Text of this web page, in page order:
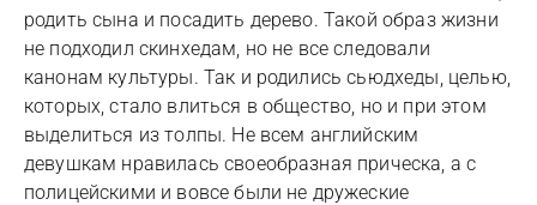
родить сына и посадить дерево. Такой образ жизни
не подходил скинхедам, но не все следовали
канонам культуры. Так и родились сьюдхеды, целью,
которых, стало влиться в общество, но и при этом
выделиться из толпы. Не всем английским
девушкам нравилась своеобразная прическа, а с
полицейскими и вовсе были не дружеские